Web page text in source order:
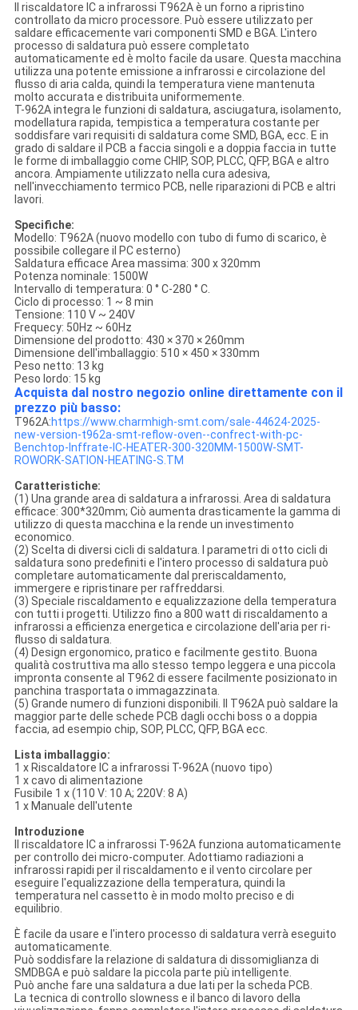
Il riscaldatore IC a infrarossi T962A è un forno a ripristino
controllato da micro processore. Può essere utilizzato per
saldare efficacemente vari componenti SMD e BGA. L'intero
processo di saldatura può essere completato
automaticamente ed è molto facile da usare. Questa macchina
utilizza una potente emissione a infrarossi e circolazione del
flusso di aria calda, quindi la temperatura viene mantenuta
molto accurata e distribuita uniformemente.
T-962A integra le funzioni di saldatura, asciugatura, isolamento,
modellatura rapida, tempistica a temperatura costante per
soddisfare vari requisiti di saldatura come SMD, BGA, ecc. E in
grado di saldare il PCB a faccia singoli e a doppia faccia in tutte
le forme di imballaggio come CHIP, SOP, PLCC, QFP, BGA e altro
ancora. Ampiamente utilizzato nella cura adesiva,
nell'invecchiamento termico PCB, nelle riparazioni di PCB e altri
lavori.
Specifiche:
Modello: T962A (nuovo modello con tubo di fumo di scarico, è
possibile collegare il PC esterno)
Saldatura efficace Area massima: 300 x 320mm
Potenza nominale: 1500W
Intervallo di temperatura: 0 ° C-280 ° C.
Ciclo di processo: 1 ~ 8 min
Tensione: 110 V ~ 240V
Frequecy: 50Hz ~ 60Hz
Dimensione del prodotto: 430 × 370 × 260mm
Dimensione dell'imballaggio: 510 × 450 × 330mm
Peso netto: 13 kg
Peso lordo: 15 kg
Acquista dal nostro negozio online direttamente con il
prezzo più basso:
T962A:https://www.charmhigh-smt.com/sale-44624-2025-
new-version-t962a-smt-reflow-oven--confrect-with-pc-
Benchtop-Inffrate-IC-HEATER-300-320MM-1500W-SMT-
ROWORK-SATION-HEATING-S.TM
Caratteristiche:
(1) Una grande area di saldatura a infrarossi. Area di saldatura
efficace: 300*320mm; Ciò aumenta drasticamente la gamma di
utilizzo di questa macchina e la rende un investimento
economico.
(2) Scelta di diversi cicli di saldatura. I parametri di otto cicli di
saldatura sono predefiniti e l'intero processo di saldatura può
completare automaticamente dal preriscaldamento,
immergere e ripristinare per raffreddarsi.
(3) Speciale riscaldamento e equalizzazione della temperatura
con tutti i progetti. Utilizzo fino a 800 watt di riscaldamento a
infrarossi a efficienza energetica e circolazione dell'aria per ri-
flusso di saldatura.
(4) Design ergonomico, pratico e facilmente gestito. Buona
qualità costruttiva ma allo stesso tempo leggera e una piccola
impronta consente al T962 di essere facilmente posizionato in
panchina trasportata o immagazzinata.
(5) Grande numero di funzioni disponibili. Il T962A può saldare la
maggior parte delle schede PCB dagli occhi boss o a doppia
faccia, ad esempio chip, SOP, PLCC, QFP, BGA ecc.
Lista imballaggio:
1 x Riscaldatore IC a infrarossi T-962A (nuovo tipo)
1 x cavo di alimentazione
Fusibile 1 x (110 V: 10 A; 220V: 8 A)
1 x Manuale dell'utente
Introduzione
Il riscaldatore IC a infrarossi T-962A funziona automaticamente
per controllo dei micro-computer. Adottiamo radiazioni a
infrarossi rapidi per il riscaldamento e il vento circolare per
eseguire l'equalizzazione della temperatura, quindi la
temperatura nel cassetto è in modo molto preciso e di
equilibrio.
È facile da usare e l'intero processo di saldatura verrà eseguito
automaticamente.
Può soddisfare la relazione di saldatura di dissomiglianza di
SMDBGA e può saldare la piccola parte più intelligente.
Può anche fare una saldatura a due lati per la scheda PCB.
La tecnica di controllo slowness e il banco di lavoro della